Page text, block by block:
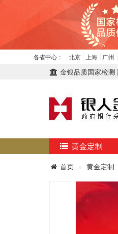
各省中心： 北京 上海 广州
金银品质国家检测
黄金定制
首页 黄金定制